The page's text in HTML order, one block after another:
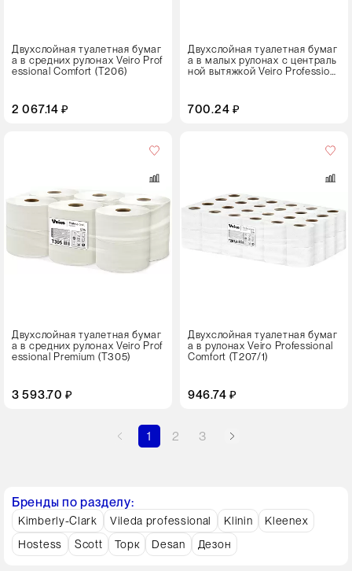
Двухслойная туалетная бумаг
а в средних рулонах Veiro Prof
essional Comfort (T206)
2 067.14 ₽
Двухслойная туалетная бумаг
а в малых рулонах с централь
ной вытяжкой Veiro Profession
700.24 ₽
Двухслойная туалетная бумаг
а в средних рулонах Veiro Prof
essional Premium (Т305)
3 593.70 ₽
Двухслойная туалетная бумаг
а в рулонах Veiro Professional
Comfort (Т207/1)
946.74 ₽
48 рулонов
Цвет
1 2 3
Бренды по разделу:
Kimberly-Clark Vileda professional Klinin
Kleenex
Hostess
Scott Торк Desan Дезон